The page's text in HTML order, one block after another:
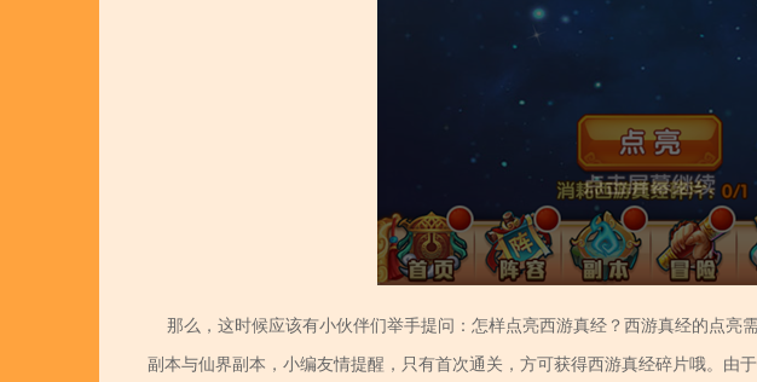
那么，这时候应该有小伙伴们举手提问：怎样点亮西游真经？西游真经的点亮
副本与仙界副本，小编友情提醒，只有首次通关，方可获得西游真经碎片哦。由